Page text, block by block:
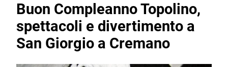
Buon Compleanno Topolino,
spettacoli e divertimento a
San Giorgio a Cremano